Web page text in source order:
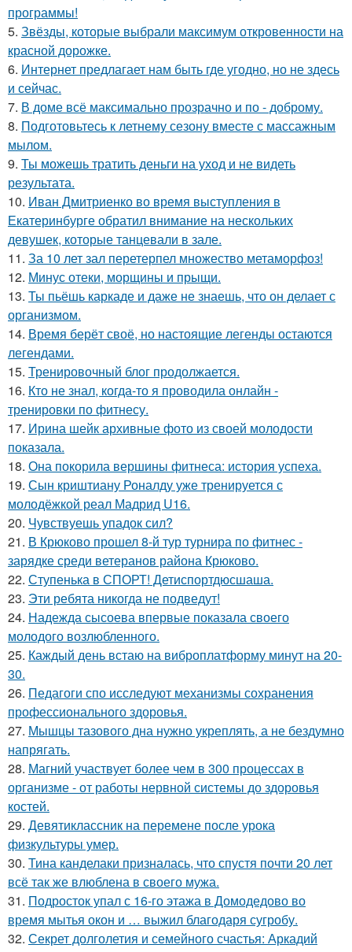
программы!
5. Звёзды, которые выбрали максимум откровенности на
красной дорожке.
6. Интернет предлагает нам быть где угодно, но не здесь
и сейчас.
7. В доме всё максимально прозрачно и по - доброму.
8. Подготовьтесь к летнему сезону вместе с массажным
мылом.
9. Ты можешь тратить деньги на уход и не видеть
результата.
10. Иван Дмитриенко во время выступления в
Екатеринбурге обратил внимание на нескольких
девушек, которые танцевали в зале.
11. За 10 лет зал перетерпел множество метаморфоз!
12. Минус отеки, морщины и прыщи.
13. Ты пьёшь каркаде и даже не знаешь, что он делает с
организмом.
14. Время берёт своё, но настоящие легенды остаются
легендами.
15. Тренировочный блог продолжается.
16. Кто не знал, когда-то я проводила онлайн -
тренировки по фитнесу.
17. Ирина шейк архивные фото из своей молодости
показала.
18. Она покорила вершины фитнеса: история успеха.
19. Сын криштиану Роналду уже тренируется с
молодёжкой реал Мадрид U16.
20. Чувствуешь упадок сил?
21. В Крюково прошел 8-й тур турнира по фитнес -
зарядке среди ветеранов района Крюково.
22. Ступенька в СПОРТ! Детиспортдюсшаша.
23. Эти ребята никогда не подведут!
24. Надежда сысоева впервые показала своего
молодого возлюбленного.
25. Каждый день встаю на виброплатформу минут на 20-
30.
26. Педагоги спо исследуют механизмы сохранения
профессионального здоровья.
27. Мышцы тазового дна нужно укреплять, а не бездумно
напрягать.
28. Магний участвует более чем в 300 процессах в
организме - от работы нервной системы до здоровья
костей.
29. Девятиклассник на перемене после урока
физкультуры умер.
30. Тина канделаки призналась, что спустя почти 20 лет
всё так же влюблена в своего мужа.
31. Подросток упал с 16-го этажа в Домодедово во
время мытья окон и … выжил благодаря сугробу.
32. Секрет долголетия и семейного счастья: Аркадий